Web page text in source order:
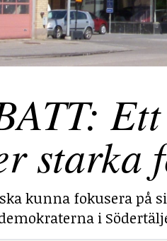
starka
kunna fokusera på
i